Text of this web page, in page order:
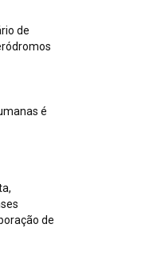
de
é
de